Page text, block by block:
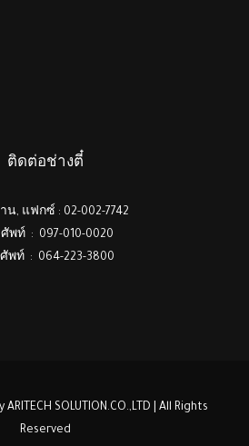
ติดต่อช่างตี๋
น, แฟกซ์ : 02-002-7742
พท์ : 097-010-0020
พท์ : 064-223-3800
SOLUTION.CO.,LTD | All Rights
Reserved